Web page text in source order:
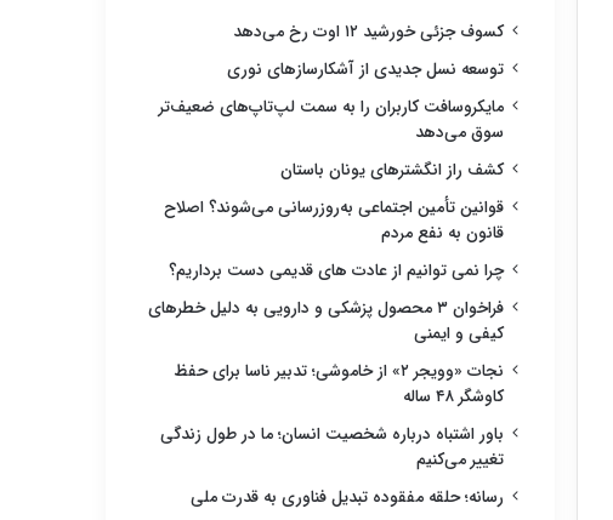
کسوف جزئی خورشید ۱۲ اوت رخ می‌دهد
توسعه نسل جدیدی از آشکارسازهای نوری
مایکروسافت کاربران را به سمت لپ‌تاپ‌های ضعیف‌تر
سوق می‌دهد
کشف راز انگشترهای یونان باستان
قوانین تأمین اجتماعی به‌روزرسانی می‌شوند؟ اصلاح
قانون به نفع مردم
چرا نمی توانیم از عادت های قدیمی دست برداریم؟
فراخوان ۳ محصول پزشکی و دارویی به دلیل خطرهای
کیفی و ایمنی
نجات «وویجر ۲» از خاموشی؛ تدبیر ناسا برای حفظ
کاوشگر ۴۸ ساله
باور اشتباه درباره شخصیت انسان؛ ما در طول زندگی
تغییر می‌کنیم
رسانه؛ حلقه مفقوده تبدیل فناوری به قدرت ملی